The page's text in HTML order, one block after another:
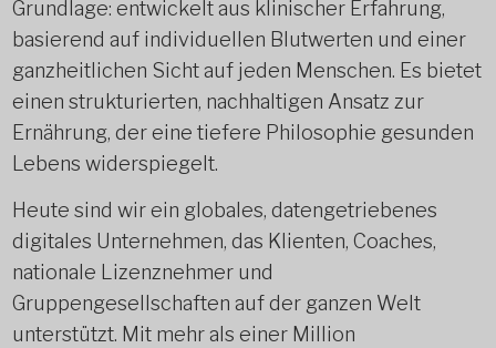
Grundlage: entwickelt aus klinischer Erfahrung,
basierend auf individuellen Blutwerten und einer
ganzheitlichen Sicht auf jeden Menschen. Es bietet
einen strukturierten, nachhaltigen Ansatz zur
Ernährung, der eine tiefere Philosophie gesunden
Lebens widerspiegelt.
Heute sind wir ein globales, datengetriebenes
digitales Unternehmen, das Klienten, Coaches,
nationale Lizenznehmer und
Gruppengesellschaften auf der ganzen Welt
unterstützt. Mit mehr als einer Million